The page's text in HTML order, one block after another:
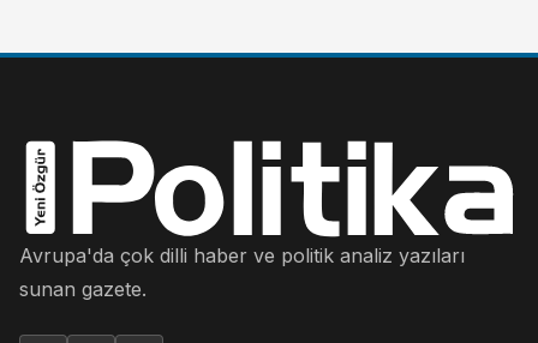
Avrupa'da çok dilli haber ve politik analiz yazıları
sunan gazete.